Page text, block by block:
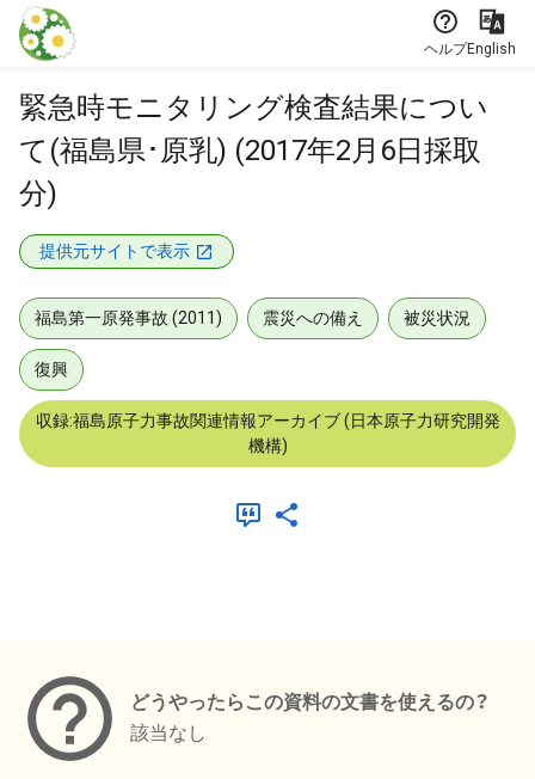
本文に飛ぶ
ヘルプEnglish
緊急時モニタリング検査結果につい
て(福島県･原乳) (2017年2月6日採取
分)
提供元サイトで表示
福島第一原発事故 (2011) 震災への備え 被災状況
復興
収録:福島原子力事故関連情報アーカイブ (日本原子力研究開発
機構)
どうやったらこの資料の文書を使えるの？
該当なし